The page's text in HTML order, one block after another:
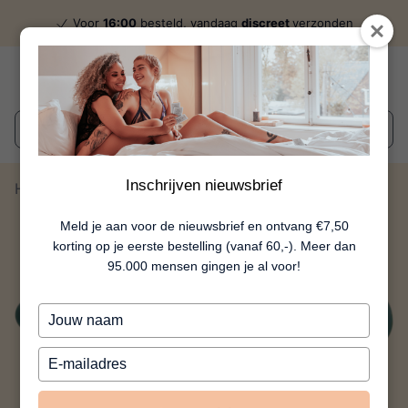
Inschrijven nieuwsbrief
Meld je aan voor de nieuwsbrief en ontvang €7,50
korting op je eerste bestelling (vanaf 60,-). Meer dan
95.000 mensen gingen je al voor!
Typ
je
naam
Typ
je
e-
Voor 16:00 besteld, vandaag discreetverzonden
Wat zoek je?
Home Yanou - Groen